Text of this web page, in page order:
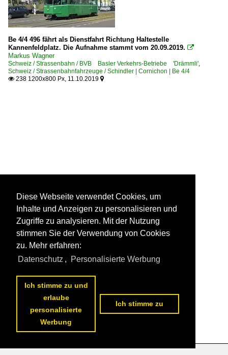
Be 4/4 496 fährt als Dienstfahrt Richtung Haltestelle
Kannenfeldplatz. Die Aufnahme stammt vom 20.09.2019. 
Markus Wagner
Schweiz / Strassenbahn / BVB Basler Verkehrs-Betriebe 'Drämmli',
Schweiz / Strassenbahnfahrzeuge / Schindler | Cornichon | Be 4/4
 238 1200x800 Px, 11.10.2019 
Diese Webseite verwendet Cookies, um
Inhalte und Anzeigen zu personalisieren und
Zugriffe zu analysieren. Mit der Nutzung
stimmen Sie der Verwendung von Cookies
zu. Mehr erfahren:
Datenschutz , Personalisierte Werbung
Ich stimme zu und
erlaube
personalisierte
Werbung
Ich stimme zu